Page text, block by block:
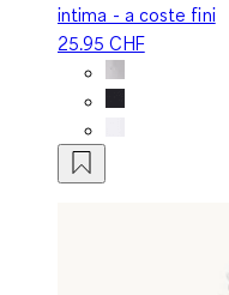
intima - a coste fini
25.95 CHF